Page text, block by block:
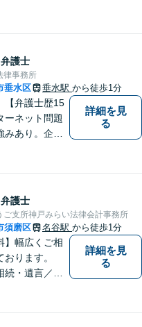
る前に、お
さい。
弁護士
律事務所
垂水区 垂水駅 から徒歩1分
【弁護士歴15
ーネット問題
あり。企業
心くださ
】【休日・
オ面談可】
詳細を見
る
弁護士
ご支所神戸みらい法律会計事務所
須磨区 名谷駅 から徒歩1分
】幅広くご相
ります。
続・遺言／離
詳細を見
る